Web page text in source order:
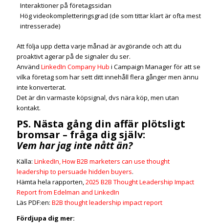
Interaktioner på företagssidan
Hög videokompletteringsgrad (de som tittar klart är ofta mest
intresserade)
Att följa upp detta varje månad är avgörande och att du
proaktivt agerar på de signaler du ser.
Använd LinkedIn Company Hub i Campaign Manager för att se
vilka företag som har sett ditt innehåll flera gånger men ännu
inte konverterat.
Det är din varmaste köpsignal, dvs nära köp, men utan
kontakt.
PS. Nästa gång din affär plötsligt
bromsar – fråga dig själv:
Vem har jag inte nått än?
Källa: LinkedIn, How B2B marketers can use thought
leadership to persuade hidden buyers.
Hämta hela rapporten,2025 B2B Thought Leadership Impact
Report from Edelman and LinkedIn
Läs PDF:en: B2B thought leadership impact report
Fördjupa dig mer: